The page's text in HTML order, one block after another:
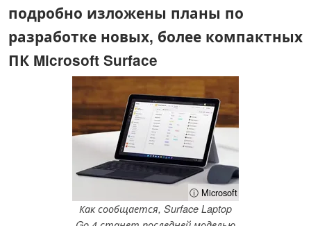
подробно изложены планы по
разработке новых, более компактных
ПК Microsoft Surface
ⓘ Microsoft
Как сообщается, Surface Laptop